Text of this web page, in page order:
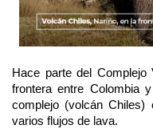
Hace parte del Complejo
frontera entre Colombia
complejo (volcán Chiles)
varios flujos de lava.